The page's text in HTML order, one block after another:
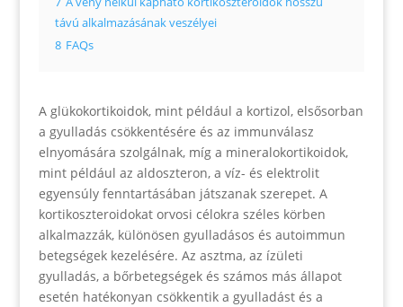
távú alkalmazásának veszélyei
8 FAQs
A glükokortikoidok, mint például a kortizol, elsősorban
a gyulladás csökkentésére és az immunválasz
elnyomására szolgálnak, míg a mineralokortikoidok,
mint például az aldoszteron, a víz- és elektrolit
egyensúly fenntartásában játszanak szerepet. A
kortikoszteroidokat orvosi célokra széles körben
alkalmazzák, különösen gyulladásos és autoimmun
betegségek kezelésére. Az asztma, az ízületi
gyulladás, a bőrbetegségek és számos más állapot
esetén hatékonyan csökkentik a gyulladást és a